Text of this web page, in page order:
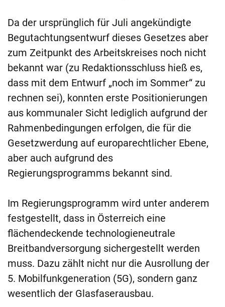
Da der ursprünglich für Juli angekündigte
Begutachtungsentwurf dieses Gesetzes aber
zum Zeitpunkt des Arbeitskreises noch nicht
bekannt war (zu Redaktionsschluss hieß es,
dass mit dem Entwurf „noch im Sommer“ zu
rechnen sei), konnten erste Positionierungen
aus kommunaler Sicht lediglich aufgrund der
Rahmenbedingungen erfolgen, die für die
Gesetzwerdung auf europarechtlicher Ebene,
aber auch aufgrund des
Regierungsprogramms bekannt sind.
Im Regierungsprogramm wird unter anderem
festgestellt, dass in Österreich eine
flächendeckende technologieneutrale
Breitbandversorgung sichergestellt werden
muss. Dazu zählt nicht nur die Ausrollung der
5. Mobilfunkgeneration (5G), sondern ganz
wesentlich der Glasfaserausbau.